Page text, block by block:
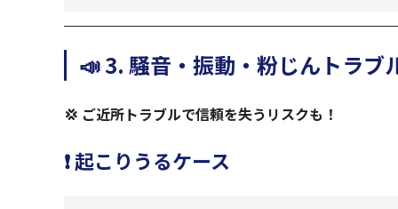
📣 3. 騒音・振動・粉じんトラブ
💢 ご近所トラブルで信頼を失うリスクも！
❗ 起こりうるケース